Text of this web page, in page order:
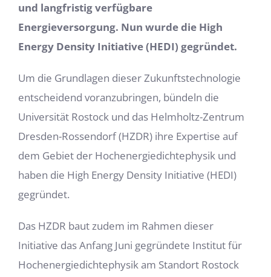
und langfristig verfügbare
Energieversorgung. Nun wurdedie High
Energy Density Initiative (HEDI) gegründet.
Um die Grundlagen dieser Zukunftstechnologie
entscheidend voranzubringen, bündeln die
Universität Rostock und das Helmholtz-Zentrum
Dresden-Rossendorf (HZDR) ihre Expertise auf
dem Gebiet der Hochenergiedichtephysik und
haben die High Energy Density Initiative (HEDI)
gegründet.
Das HZDR baut zudem im Rahmen dieser
Initiative das Anfang Juni gegründete Institut für
Hochenergiedichtephysik am Standort Rostock